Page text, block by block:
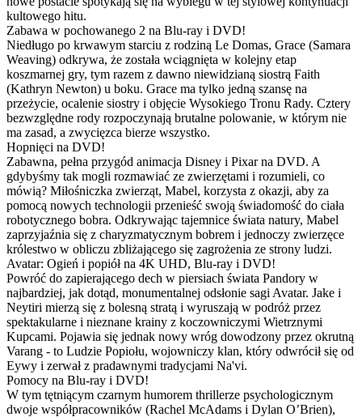
kultowego hitu.
Zabawa w pochowanego 2 na Blu-ray i DVD!
Niedługo po krwawym starciu z rodziną Le Domas, Grace (Samara
Weaving) odkrywa, że została wciągnięta w kolejny etap
koszmarnej gry, tym razem z dawno niewidzianą siostrą Faith
(Kathryn Newton) u boku. Grace ma tylko jedną szansę na
przeżycie, ocalenie siostry i objęcie Wysokiego Tronu Rady. Cztery
bezwzględne rody rozpoczynają brutalne polowanie, w którym nie
ma zasad, a zwycięzca bierze wszystko.
Hopnięci na DVD!
Zabawna, pełna przygód animacja Disney i Pixar na DVD. A
gdybyśmy tak mogli rozmawiać ze zwierzętami i rozumieli, co
mówią? Miłośniczka zwierząt, Mabel, korzysta z okazji, aby za
pomocą nowych technologii przenieść swoją świadomość do ciała
robotycznego bobra. Odkrywając tajemnice świata natury, Mabel
zaprzyjaźnia się z charyzmatycznym bobrem i jednoczy zwierzęce
królestwo w obliczu zbliżającego się zagrożenia ze strony ludzi.
Avatar: Ogień i popiół na 4K UHD, Blu-ray i DVD!
Powróć do zapierającego dech w piersiach świata Pandory w
najbardziej, jak dotąd, monumentalnej odsłonie sagi Avatar. Jake i
Neytiri mierzą się z bolesną stratą i wyruszają w podróż przez
spektakularne i nieznane krainy z koczowniczymi Wietrznymi
Kupcami. Pojawia się jednak nowy wróg dowodzony przez okrutną
Varang - to Ludzie Popiołu, wojowniczy klan, który odwrócił się od
Eywy i zerwał z pradawnymi tradycjami Na'vi.
Pomocy na Blu-ray i DVD!
W tym tętniącym czarnym humorem thrillerze psychologicznym
dwoje współpracowników (Rachel McAdams i Dylan O’Brien),